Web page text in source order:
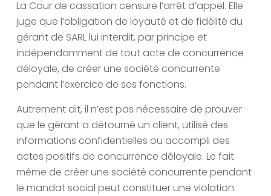
La Cour de cassation censure l’arrêt d’appel. Elle
juge que l’obligation de loyauté et de fidélité du
gérant de SARL lui interdit, par principe et
indépendamment de tout acte de concurrence
déloyale, de créer une société concurrente
pendant l’exercice de ses fonctions.
Autrement dit, il n’est pas nécessaire de prouver
que le gérant a détourné un client, utilisé des
informations confidentielles ou accompli des
actes positifs de concurrence déloyale. Le fait
même de créer une société concurrente pendant
le mandat social peut constituer une violation